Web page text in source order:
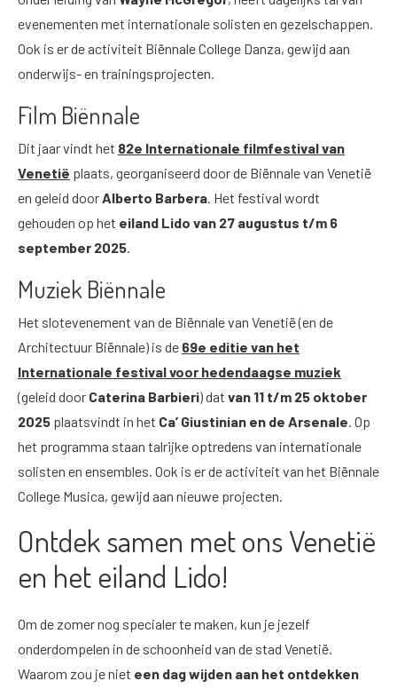
evenementen met internationale solisten en gezelschappen.
Ook is er de activiteit Biënnale College Danza, gewijd aan
onderwijs- en trainingsprojecten.
Film Biënnale
Dit jaar vindt het 82e Internationale filmfestival van
Venetië plaats, georganiseerd door de Biënnale van Venetië
en geleid doorAlberto Barbera. Het festival wordt
gehouden op het eiland Lido van 27 augustus t/m 6
september 2025.
Muziek Biënnale
Het slotevenement van de Biënnale van Venetië (en de
Architectuur Biënnale) is de 69e editie van het
Internationale festival voor hedendaagse muziek
(geleid door Caterina Barbieri) dat van 11 t/m 25 oktober
2025 plaatsvindt in het Ca’ Giustinian en de Arsenale. Op
het programma staan talrijke optredens van internationale
solisten en ensembles. Ook is er de activiteit van het Biënnale
College Musica, gewijd aan nieuwe projecten.
Ontdek samen met ons Venetië
en het eiland Lido!
Om de zomer nog specialer te maken, kun je jezelf
onderdompelen in de schoonheid van de stad Venetië.
Waarom zou je niet een dag wijden aan het ontdekken